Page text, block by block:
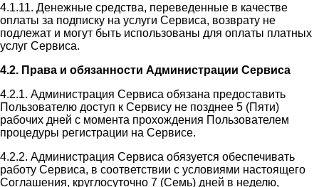
4.1.11. Денежные средства, переведенные в качестве
оплаты за подписку на услуги Сервиса, возврату не
подлежат и могут быть использованы для оплаты платных
услуг Сервиса.
4.2. Права и обязанности Администрации Сервиса
4.2.1. Администрация Сервиса обязана предоставить
Пользователю доступ к Сервису не позднее 5 (Пяти)
рабочих дней с момента прохождения Пользователем
процедуры регистрации на Сервисе.
4.2.2. Администрация Сервиса обязуется обеспечивать
работу Сервиса, в соответствии с условиями настоящего
Соглашения, круглосуточно 7 (Семь) дней в неделю,